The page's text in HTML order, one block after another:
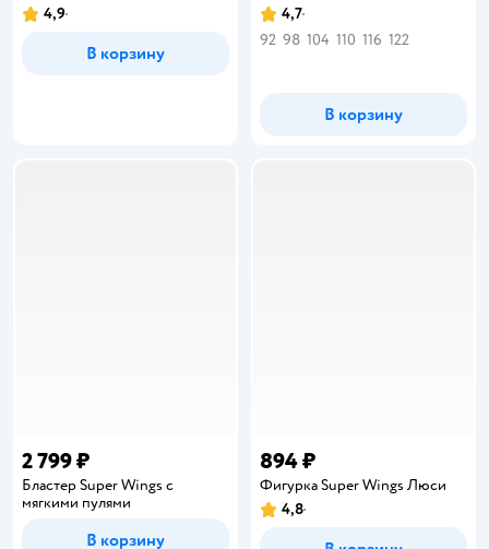
Рейтинг:
4,9
В корзину
Рейтинг:
4,7
92 98 104 110 116 122
В корзину
2 799 ₽
Бластер Super Wings с
мягкими пулями
В корзину
894 ₽
Фигурка Super Wings Люси
Рейтинг:
4,8